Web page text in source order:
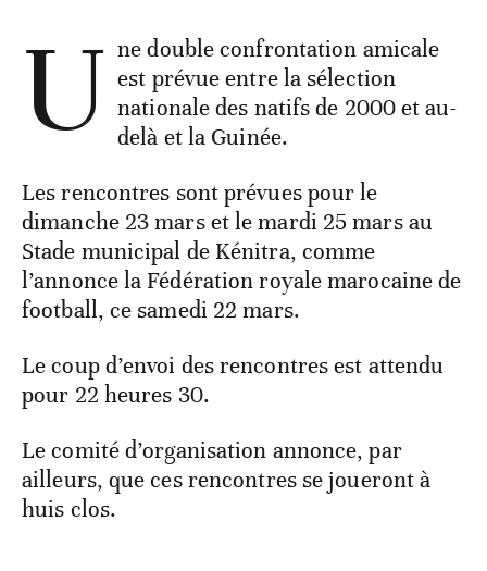
U ne double confrontation amicale
est prévue entre la sélection
nationale des natifs de 2000 et au-
delà et la Guinée.
Les rencontres sont prévues pour le
dimanche 23 mars et le mardi 25 mars au
Stade municipal de Kénitra, comme
l’annonce la Fédération royale marocaine de
football, ce samedi 22 mars.
Le coup d’envoi des rencontres est attendu
pour 22 heures 30.
Le comité d’organisation annonce, par
ailleurs, que ces rencontres se joueront à
huis clos.